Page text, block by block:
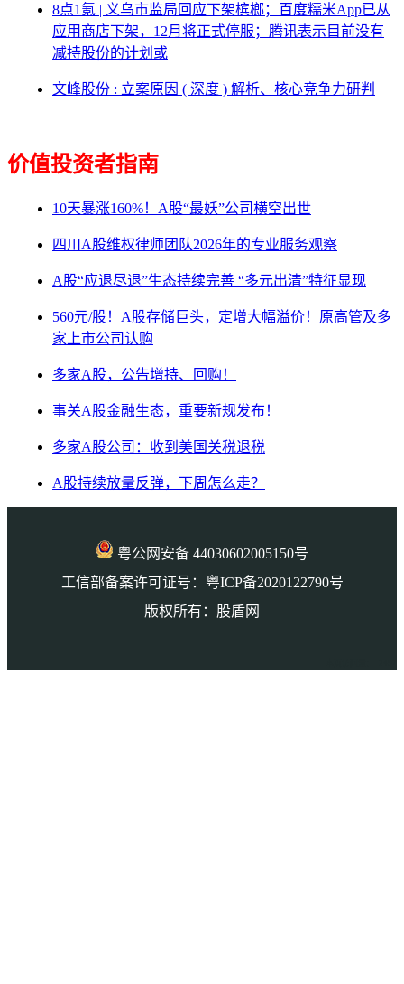
8点1氪 | 义乌市监局回应下架槟榔；百度糯米App已从
应用商店下架，12月将正式停服；腾讯表示目前没有
减持股份的计划或
文峰股份 : 立案原因 ( 深度 ) 解析、核心竞争力研判
价值投资者指南
10天暴涨160%！A股“最妖”公司横空出世
四川A股维权律师团队2026年的专业服务观察
A股“应退尽退”生态持续完善 “多元出清”特征显现
560元/股！A股存储巨头，定增大幅溢价！原高管及多
家上市公司认购
多家A股，公告增持、回购！
事关A股金融生态，重要新规发布！
多家A股公司：收到美国关税退税
A股持续放量反弹，下周怎么走？
粤公网安备 44030602005150号
工信部备案许可证号：粤ICP备2020122790号
版权所有：股盾网